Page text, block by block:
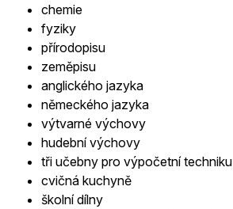
chemie
fyziky
přírodopisu
zeměpisu
anglického jazyka
německého jazyka
výtvarné výchovy
hudební výchovy
tři učebny pro výpočetní techniku
cvičná kuchyně
školní dílny